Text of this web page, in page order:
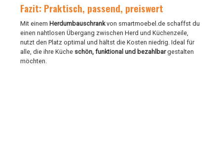
Fazit: Praktisch, passend, preiswert
Mit einem Herdumbauschrankvon smartmoebel.de schaffst du
einen nahtlosen Übergang zwischen Herd und Küchenzeile,
nutzt den Platz optimal und hältst die Kosten niedrig. Ideal für
alle, die ihre Küche schön, funktional und bezahlbargestalten
möchten.